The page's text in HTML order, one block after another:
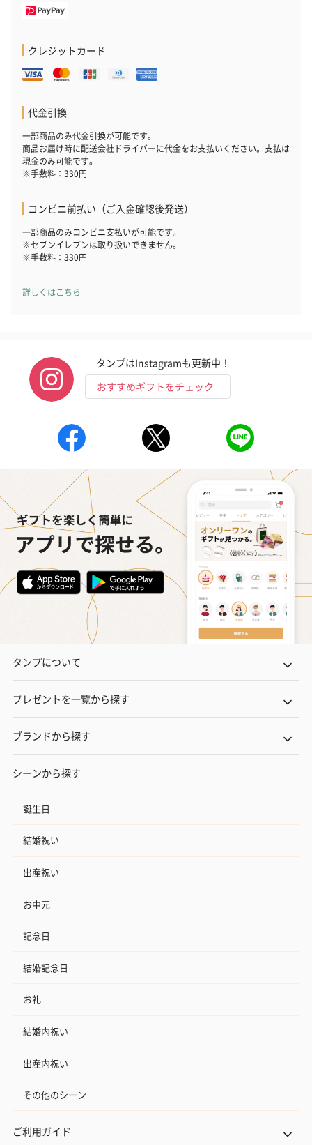
生花のブーケを同梱します。
も1日遅くなります。
シーズンブーケ（ひま
わり）（1,880円）
ブーケ（ホワイトグリ
ーン）（1,650円）
ドライフラワー・プリザーブドフラワー
プリザーブドフラワー
ブーケ（ピンク）
（2,580円）
プリザーブドフラワー
ブーケ（ブルー）
（2,580円）
アミュレット
ク）（1,500
ぬいぐるみ
愛らしいぬいぐるみを同梱してお届けします。
誕生日・記念日・出産祝いなどのシーンにおすすめです。
フラワーテディベア
（2,390円）
（1,760円）
テディベア（
ル）（1,760円
紅茶・コーヒー・スイーツ
紅茶・コーヒー・スイーツを同梱してお届けいたします。ギフト
への＋αにおすすめです。
アールグレイ（HAPPY
BIRTHDAY TO YOU）
（660円）
（660円）
円）
スイーツ
スイーツを同梱してお届けいたします。ギフトへの＋αにおすすめ
クレジットカード
代金引換
一部商品のみ代金引換が可能です。
商品お届け時に配送会社ドライバーに代金をお支払いください。支払は
現金のみ可能です。
※手数料：330円
コンビニ前払い（ご入金確認後発送）
一部商品のみコンビニ支払いが可能です。
※セブンイレブンは取り扱いできません。
※手数料：330円
詳しくはこちら
タンプはInstagramも更新中！
おすすめギフトをチェック
タンプについて
プレゼントを一覧から探す
ブランドから探す
シーンから探す
誕生日
結婚祝い
出産祝い
お中元
記念日
結婚記念日
お礼
結婚内祝い
出産内祝い
その他のシーン
ご利用ガイド